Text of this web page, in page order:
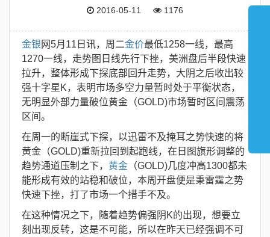
2016-05-11 1176
金银 网5月11日讯，周二金价最低1258一线，最高
1270一线，走势图日线先行下挫，美洲盘后半段快速
拉升，整体形成下探底部回升走势，大阴之后收出较
强十字星K，表明市场多空力量暂时处于平衡状态，
无明显外部力量破位黄金（GOLD)市场暂时区间震荡
区间。
在周一的断崖式下探，以迅雷不及掩耳之势快速的将
黄金（GOLD)重新拉回到起跑线，在日图旗形调整的
趋势通道压制之下， 黄金 （GOLD)几度冲高1300都未
能形成有效的站稳和破位，本周开盘便是秉雷霆之势
快速下挫，打了市场一个措手不及。
在这种情况之下，随着趋势偏强阴K的出现，想要立
刻出现反转，这是不可能，所以在昨天已经强调不可